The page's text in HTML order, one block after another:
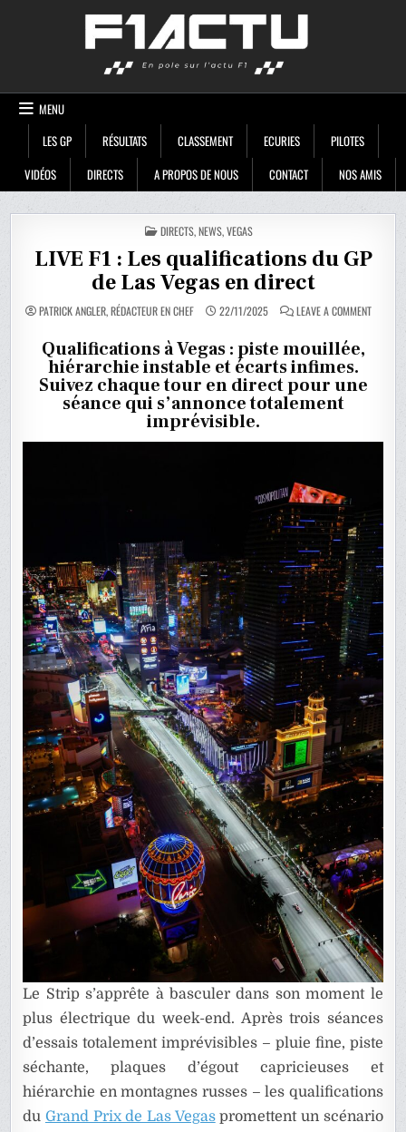
MENU
LES GP
RÉSULTATS CLASSEMENT ECURIES
PILOTES
VIDÉOS
DIRECTS A PROPOS DE NOUS CONTACT NOS AMIS
POSTED
IN
DIRECTS,NEWS,VEGAS
LIVE F1 : Les qualifications du GP
de Las Vegas en direct
PATRICK ANGLER, RÉDACTEUR EN CHEF 22/11/2025 LEAVE A COMMENTON
DIRECT
Qualifications à Vegas : piste mouillée,
hiérarchie instable et écarts infimes.
Suivez chaque tour en direct pour une
séance qui s’annonce totalement
imprévisible.
Le Strip s’apprête à basculer dans son moment le
plus électrique du week-end. Après trois séances
d’essais totalement imprévisibles – pluie fine, piste
séchante, plaques d’égout capricieuses et
hiérarchie en montagnes russes – les qualifications
du Grand Prix de Las Vegaspromettent un scénario